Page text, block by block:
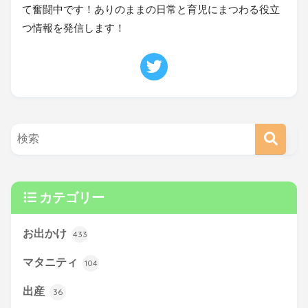
て奮闘中です！ありのままの日常と育児にまつわる役立
つ情報を発信します！
カテゴリー
お出かけ 433
マタニティ 104
出産 36